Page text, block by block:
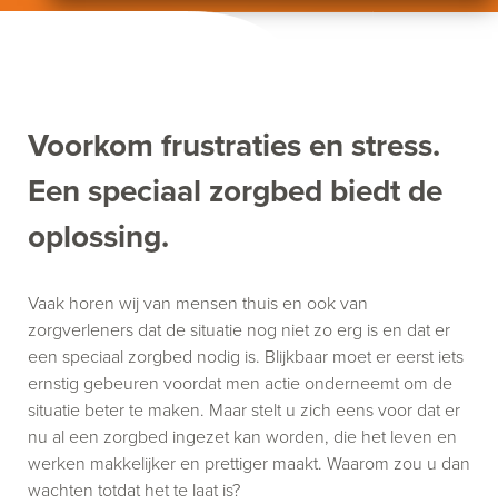
Voorkom frustraties en stress.
Een speciaal zorgbed biedt de
oplossing.
Vaak horen wij van mensen thuis en ook van
zorgverleners dat de situatie nog niet zo erg is en dat er
een speciaal zorgbed nodig is. Blijkbaar moet er eerst iets
ernstig gebeuren voordat men actie onderneemt om de
situatie beter te maken. Maar stelt u zich eens voor dat er
nu al een zorgbed ingezet kan worden, die het leven en
werken makkelijker en prettiger maakt. Waarom zou u dan
wachten totdat het te laat is?